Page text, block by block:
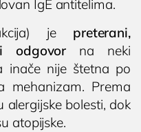
IgE antitelima.
je preterani,
odgovor na neki
inače nije štetna po
mehanizam. Prema
alergijske bolesti, dok
atopijske.